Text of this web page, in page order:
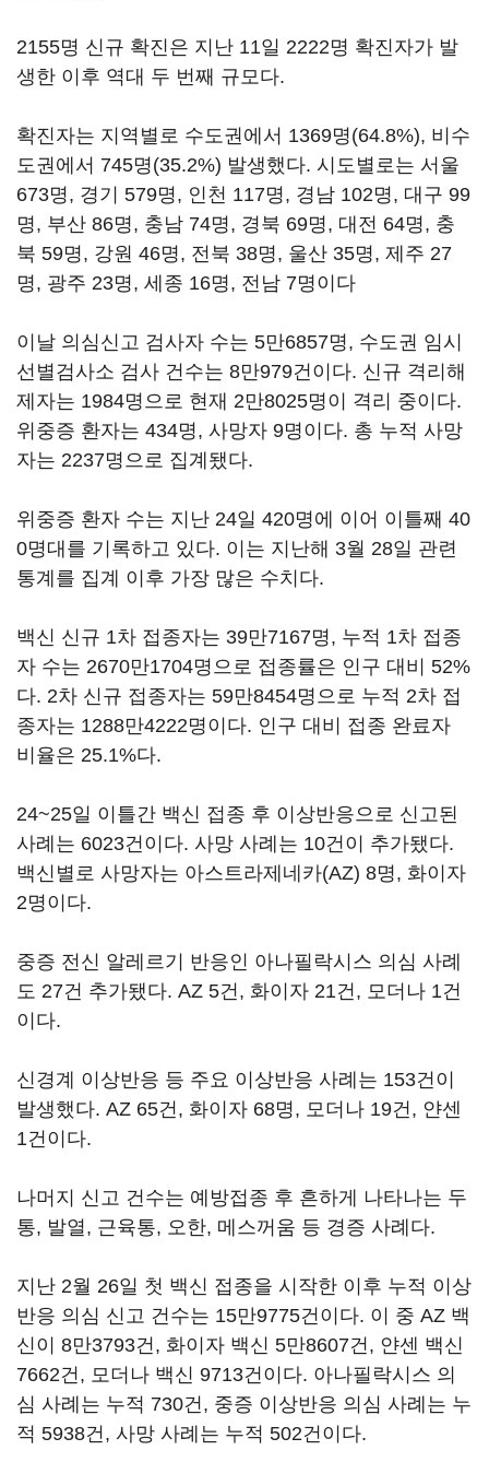
2155명 신규 확진은 지난 11일 2222명 확진자가 발
생한 이후 역대 두 번째 규모다.
확진자는 지역별로 수도권에서 1369명(64.8%), 비수
도권에서 745명(35.2%) 발생했다. 시도별로는 서울
673명, 경기 579명, 인천 117명, 경남 102명, 대구 99
명, 부산 86명, 충남 74명, 경북 69명, 대전 64명, 충
북 59명, 강원 46명, 전북 38명, 울산 35명, 제주 27
명, 광주 23명, 세종 16명, 전남 7명이다
이날 의심신고 검사자 수는 5만6857명, 수도권 임시
선별검사소 검사 건수는 8만979건이다. 신규 격리해
제자는 1984명으로 현재 2만8025명이 격리 중이다.
위중증 환자는 434명, 사망자 9명이다. 총 누적 사망
자는 2237명으로 집계됐다.
위중증 환자 수는 지난 24일 420명에 이어 이틀째 40
0명대를 기록하고 있다. 이는 지난해 3월 28일 관련
통계를 집계 이후 가장 많은 수치다.
백신 신규 1차 접종자는 39만7167명, 누적 1차 접종
자 수는 2670만1704명으로 접종률은 인구 대비 52%
다. 2차 신규 접종자는 59만8454명으로 누적 2차 접
종자는 1288만4222명이다. 인구 대비 접종 완료자
비율은 25.1%다.
24~25일 이틀간 백신 접종 후 이상반응으로 신고된
사례는 6023건이다. 사망 사례는 10건이 추가됐다.
백신별로 사망자는 아스트라제네카(AZ) 8명, 화이자
2명이다.
중증 전신 알레르기 반응인 아나필락시스 의심 사례
도 27건 추가됐다. AZ 5건, 화이자 21건, 모더나 1건
이다.
신경계 이상반응 등 주요 이상반응 사례는 153건이
발생했다. AZ 65건, 화이자 68명, 모더나 19건, 얀센
1건이다.
나머지 신고 건수는 예방접종 후 흔하게 나타나는 두
통, 발열, 근육통, 오한, 메스꺼움 등 경증 사례다.
지난 2월 26일 첫 백신 접종을 시작한 이후 누적 이상
반응 의심 신고 건수는 15만9775건이다. 이 중 AZ 백
신이 8만3793건, 화이자 백신 5만8607건, 얀센 백신
7662건, 모더나 백신 9713건이다. 아나필락시스 의
심 사례는 누적 730건, 중증 이상반응 의심 사례는 누
적 5938건, 사망 사례는 누적 502건이다.